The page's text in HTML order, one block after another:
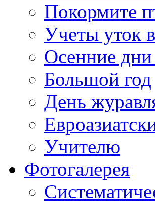
Покормите
Учеты уток
Осенние
Большой год
День
Учителю
Фотогалерея